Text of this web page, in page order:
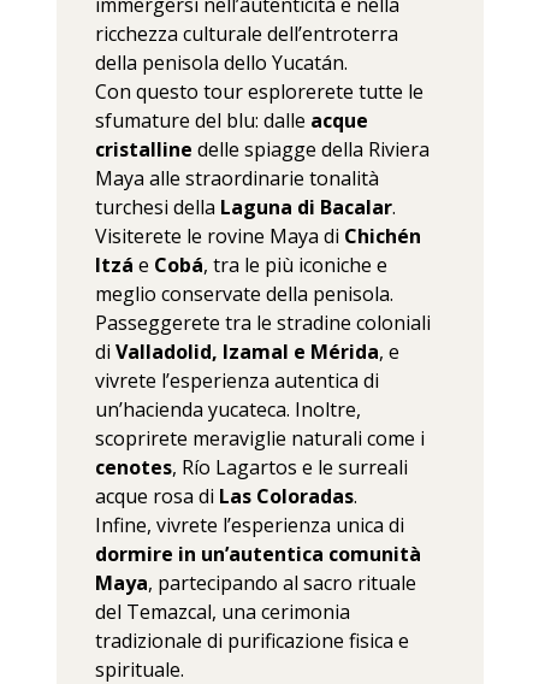
ricchezza culturale dell’entroterra
della penisola dello Yucatán.
Con questo tour esplorerete tutte le
sfumature del blu: dalle acque
cristalline delle spiagge della Riviera
Maya alle straordinarie tonalità
turchesi della Laguna di Bacalar.
Visiterete le rovine Maya di Chichén
Itzá e Cobá, tra le più iconiche e
meglio conservate della penisola.
Passeggerete tra le stradine coloniali
di Valladolid, Izamal e Mérida, e
vivrete l’esperienza autentica di
un’hacienda yucateca. Inoltre,
scoprirete meraviglie naturali come i
cenotes, Río Lagartos e le surreali
acque rosa di Las Coloradas.
Infine, vivrete l’esperienza unica di
dormire in un’autentica comunità
Maya, partecipando al sacro rituale
del Temazcal, una cerimonia
tradizionale di purificazione fisica e
spirituale.